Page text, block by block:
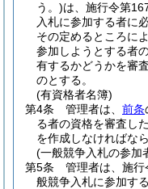
う。)は、施行令第
入札に参加する者に
その定めるところに
参加しようとする者
有するかどうかを審
のとする。
(有資格者名簿)
第4条
管理者は、 前条
る者の資格を審査し
を作成しなければなら
(一般競争入札の参加
第5条
管理者は、施
般競争入札に参加す